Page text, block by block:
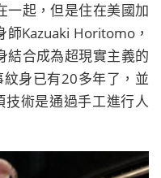
一起，但是住在美國加
Kazuaki Horitomo，
結合成為超現實主義的
身已有20多年了，並
術是通過手工進行人